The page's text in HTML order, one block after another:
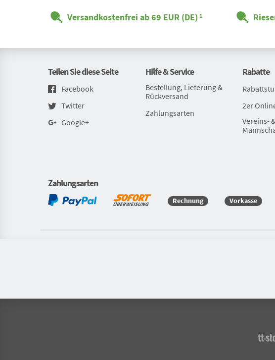
Versandkostenfrei ab 69 EUR (DE) 1
Teilen Sie diese Seite
Facebook
Twitter
Google+
Hilfe & Service
Bestellung, Lieferung &
Rückversand
Zahlungsarten
Rabatte
2er
Vereins-
Zahlungsarten
Rechnung Vorkasse